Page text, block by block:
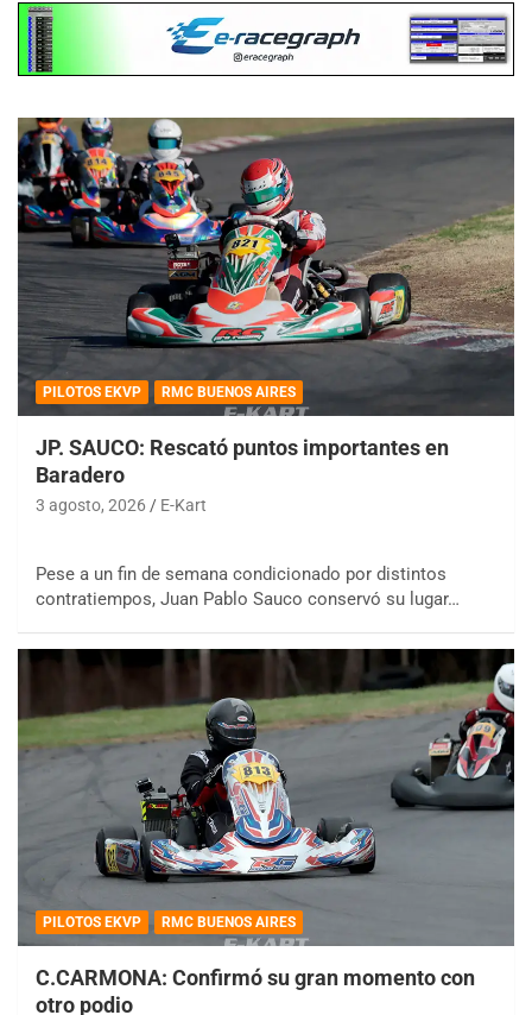
PILOTOS EKVP RMC BUENOS AIRES
JP. SAUCO: Rescató puntos importantes en
Baradero
3 agosto, 2026 E-Kart
Pese a un fin de semana condicionado por distintos
contratiempos, Juan Pablo Sauco conservó su lugar…
PILOTOS EKVP RMC BUENOS AIRES
C.CARMONA: Confirmó su gran momento con
otro podio